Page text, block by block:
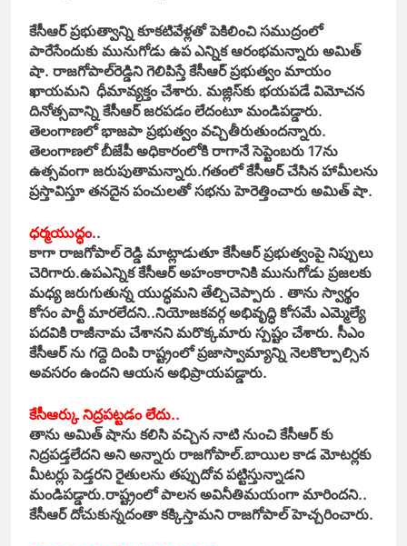
కేసీఆర్ ప్రభుత్వాన్ని కూకటివేళ్లతో పెకిలించి సముద్రంలో
పారేసేందుకు మునుగోడు ఉప ఎన్నికఆరంభమన్నారు అమిత్
షా. రాజగోపాల్‌రెడ్డిని గెలిపిస్తే కేసీఆర్ ప్రభుత్వం మాయం
ఖాయమని ధీమావ్యక్తం చేశారు. మజ్లిస్‌కు భయపడే విమోచన
దినోత్సవాన్ని కేసీఆర్ జరపడం లేదంటూ మండిపడ్డారు.
తెలంగాణలో భాజపా ప్రభుత్వం వచ్చితీరుతుందన్నారు.
తెలంగాణలో బీజేపీ అధికారంలోకి రాగానే సెప్టెంబరు 17ను
ఉత్సవంగా జరుపుతామన్నారు.గతంలో కేసీఆర్ చేసిన హామీలను
ప్రస్తావిస్తూ తనదైన పంచులతో సభను హెరెత్తించారు అమిత్ షా.
ధర్మయుద్ధం..
కాగా రాజగోపాల్ రెడ్డి మాట్లాడుతూ కేసీఆర్ ప్రభుత్వంపై నిప్పులు
చెరిగారు.ఉపఎన్నిక కేసీఆర్ అహంకారానికి మునుగోడు ప్రజలకు
మధ్య జరుగుతున్న యుద్ధమని తేల్చిచెప్పారు . తాను స్వార్థం
కోసం పార్టీ మారలేదని..నియోజకవర్గ అభివృద్ధి కోసమే ఎమ్మెల్యే
పదవికి రాజీనామ చేశానని మరొక్కమారు స్పష్టం చేశారు. సీఎం
కేసీఆర్ ను గద్దె దింపి రాష్ట్రంలో ప్రజాస్వామ్యాన్ని నెలకొల్పాల్సిన
అవసరం ఉందని ఆయన అభిప్రాయపడ్డారు.
కేసీఆర్కు నిద్రపట్టడం లేదు..
తాను అమిత్ షాను కలిసి వచ్చిన నాటి నుంచి కేసీఆర్ కు
నిద్రపడ్తలేదని అని అన్నారు రాజగోపాల్.బాయిల కాడ మోటర్లకు
మీటర్లు పెడ్తరని రైతులను తప్పుదోవ పట్టిస్తున్నాడని
మండిపడ్డారు.రాష్ట్రంలో పాలన అవినీతిమయంగా మారిందని..
కేసీఆర్ దోచుకున్నదంతా కక్కిస్తామని రాజగోపాల్ హెచ్చరించారు.